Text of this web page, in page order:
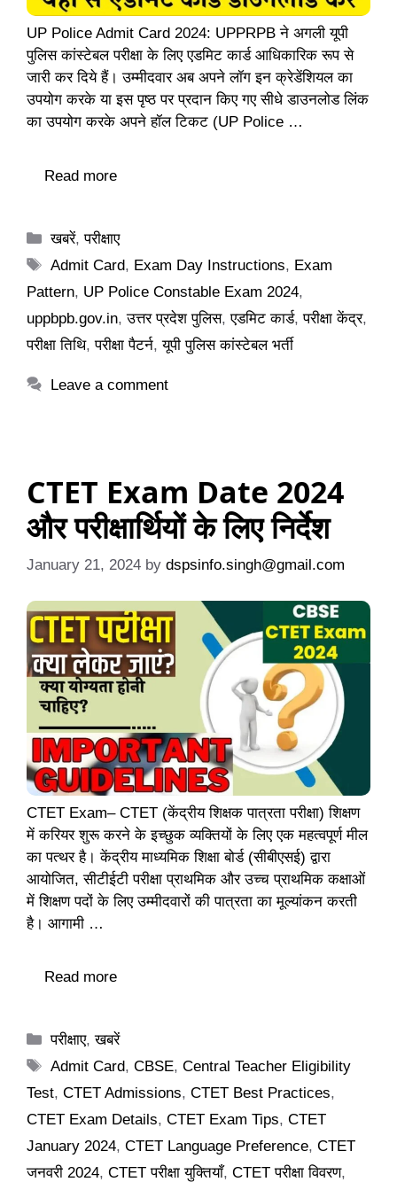
UP Police Admit Card 2024: UPPRPB ने अगली यूपी
पुलिस कांस्टेबल परीक्षा के लिए एडमिट कार्ड आधिकारिक रूप से
जारी कर दिये हैं। उम्मीदवार अब अपने लॉग इन क्रेडेंशियल का
उपयोग करके या इस पृष्ठ पर प्रदान किए गए सीधे डाउनलोड लिंक
का उपयोग करके अपने हॉल टिकट (UP Police …
Read more
Categories
खबरें,परीक्षाए
Tags
Admit Card, Exam Day Instructions, Exam
Pattern, UP Police Constable Exam 2024,
uppbpb.gov.in,उत्तर प्रदेश पुलिस,एडमिट कार्ड,परीक्षा केंद्र,
परीक्षा तिथि,परीक्षा पैटर्न,यूपी पुलिस कांस्टेबल भर्ती
Leave a comment
CTET Exam Date 2024
और परीक्षार्थियों के लिए निर्देश
January 21, 2024 by dspsinfo.singh@gmail.com
CTET Exam– CTET (केंद्रीय शिक्षक पात्रता परीक्षा) शिक्षण
में करियर शुरू करने के इच्छुक व्यक्तियों के लिए एक महत्वपूर्ण मील
का पत्थर है। केंद्रीय माध्यमिक शिक्षा बोर्ड (सीबीएसई) द्वारा
आयोजित, सीटीईटी परीक्षा प्राथमिक और उच्च प्राथमिक कक्षाओं
में शिक्षण पदों के लिए उम्मीदवारों की पात्रता का मूल्यांकन करती
है। आगामी …
Read more
Categories
परीक्षाए,खबरें
Tags
Admit Card,CBSE,Central Teacher Eligibility
Test, CTET Admissions, CTET Best Practices,
CTET Exam Details, CTET Exam Tips, CTET
January 2024, CTET Language Preference, CTET
जनवरी 2024, CTET परीक्षा युक्तियाँ, CTET परीक्षा विवरण,